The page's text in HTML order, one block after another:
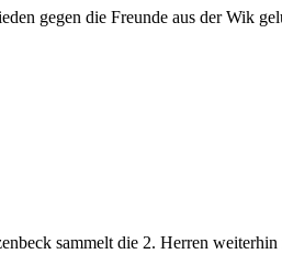
gegen die Freunde aus der Wik
sammelt die 2. Herren